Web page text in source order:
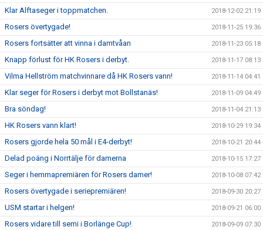
Klar Alftaseger i toppmatchen. 2018-12-02 21:19
Rosers övertygade! 2018-11-25 19:36
Rosers fortsätter att vinna i damtvåan 2018-11-23 05:18
Knapp förlust för HK Rosers i derbyt. 2018-11-17 08:13
Vilma Hellström matchvinnare då HK Rosers vann! 2018-11-14 04:41
Klar seger för Rosers i derbyt mot Bollstanäs! 2018-11-09 04:49
Bra söndag! 2018-11-04 21:13
HK Rosers vann klart! 2018-10-29 19:34
Rosers gjorde hela 50 mål i E4-derbyt! 2018-10-21 20:44
Delad poäng i Norrtälje för damerna 2018-10-15 17:27
Seger i hemmapremiären för Rosers damer! 2018-10-08 07:42
Rosers övertygade i seriepremiären! 2018-09-30 20:27
USM startar i helgen! 2018-09-21 06:00
Rosers vidare till semi i Borlänge Cup! 2018-09-09 07:30